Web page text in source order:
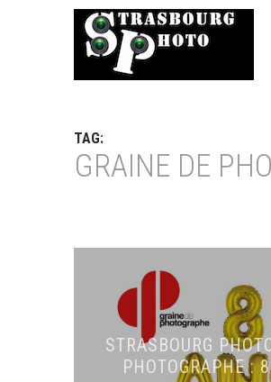
TAG:
GRAINE DE
STRASBOURG
PHOTOGRAPHE :